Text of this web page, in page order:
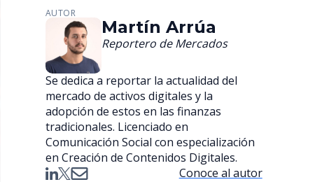
AUTOR
Martín Arrúa
Reportero de Mercados
Se dedica a reportar la actualidad del
mercado de activos digitales y la
adopción de estos en las finanzas
tradicionales. Licenciado en
Comunicación Social con especialización
en Creación de Contenidos Digitales.
Conoce al autor